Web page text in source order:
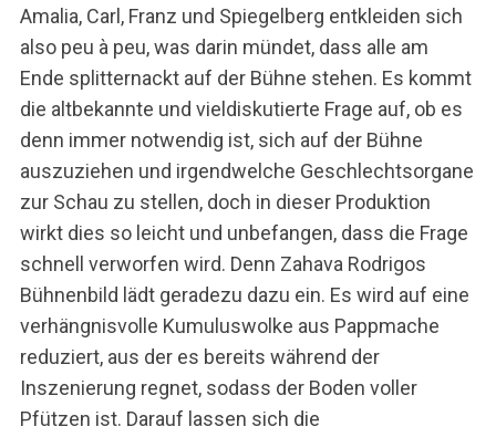
Amalia, Carl, Franz und Spiegelberg entkleiden sich
also peu à peu, was darin mündet, dass alle am
Ende splitternackt auf der Bühne stehen. Es kommt
die altbekannte und vieldiskutierte Frage auf, ob es
denn immer notwendig ist, sich auf der Bühne
auszuziehen und irgendwelche Geschlechtsorgane
zur Schau zu stellen, doch in dieser Produktion
wirkt dies so leicht und unbefangen, dass die Frage
schnell verworfen wird. Denn Zahava Rodrigos
Bühnenbild lädt geradezu dazu ein. Es wird auf eine
verhängnisvolle Kumuluswolke aus Pappmache
reduziert, aus der es bereits während der
Inszenierung regnet, sodass der Boden voller
Pfützen ist. Darauf lassen sich die